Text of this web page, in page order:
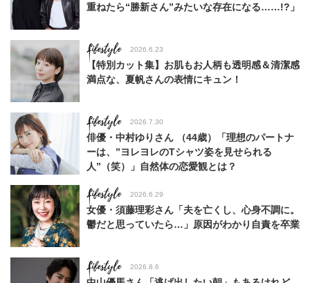
重ねたら“勝新さん”みたいな存在になる……!?」
Lifestyle 2026.6.23
【特別カット集】お肌もお人柄も透明感＆清潔感
満点な、夏帆さんの表情にキュン！
Lifestyle 2026.7.30
俳優・中村ゆりさん （44歳）「理想のパートナ
ーは、”ヨレヨレのTシャツ姿を見せられる
人”（笑）」自然体の恋愛観とは？
Lifestyle 2026.6.29
女優・須藤理彩さん「夫を亡くし、心身不調に。
鬱だと思っていたら…」原因がわかり自責を卒業
Lifestyle 2026.8.6